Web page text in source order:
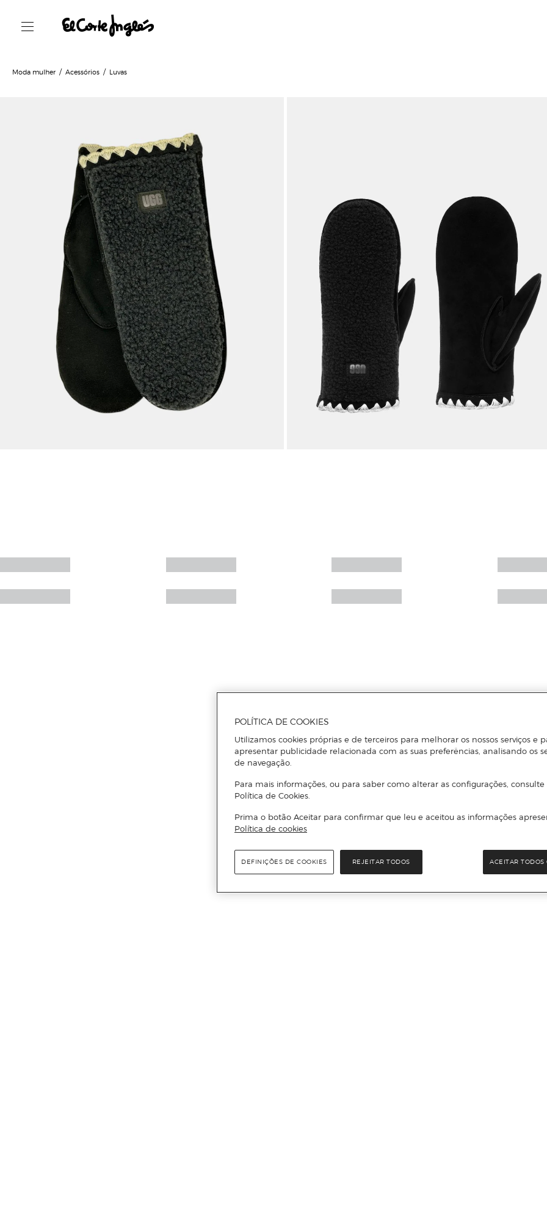
Moda mulher Acessórios Luvas
POLÍTICA DE COOKIES
Utilizamos cookies próprias e de terceiros para melhorar os nossos serviços e
apresentar publicidade relacionada com as suas preferências, analisando os
de navegação.
Para mais informações, ou para saber como alterar as configurações, consulte
Política de Cookies.
Prima o botão Aceitar para confirmar que leu e aceitou as informações
Política de cookies
REJEITAR TODOS ACEITAR TODOS
DEFINIÇÕES DE COOKIES